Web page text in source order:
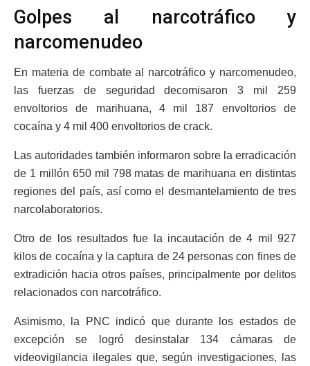
Golpes al narcotráfico y
narcomenudeo
En materia de combate al narcotráfico y narcomenudeo,
las fuerzas de seguridad decomisaron 3 mil 259
envoltorios de marihuana, 4 mil 187 envoltorios de
cocaína y 4 mil 400 envoltorios de crack.
Las autoridades también informaron sobre la erradicación
de 1 millón 650 mil 798 matas de marihuana en distintas
regiones del país, así como el desmantelamiento de tres
narcolaboratorios.
Otro de los resultados fue la incautación de 4 mil 927
kilos de cocaína y la captura de 24 personas con fines de
extradición hacia otros países, principalmente por delitos
relacionados con narcotráfico.
Asimismo, la PNC indicó que durante los estados de
excepción se logró desinstalar 134 cámaras de
videovigilancia ilegales que, según investigaciones, las